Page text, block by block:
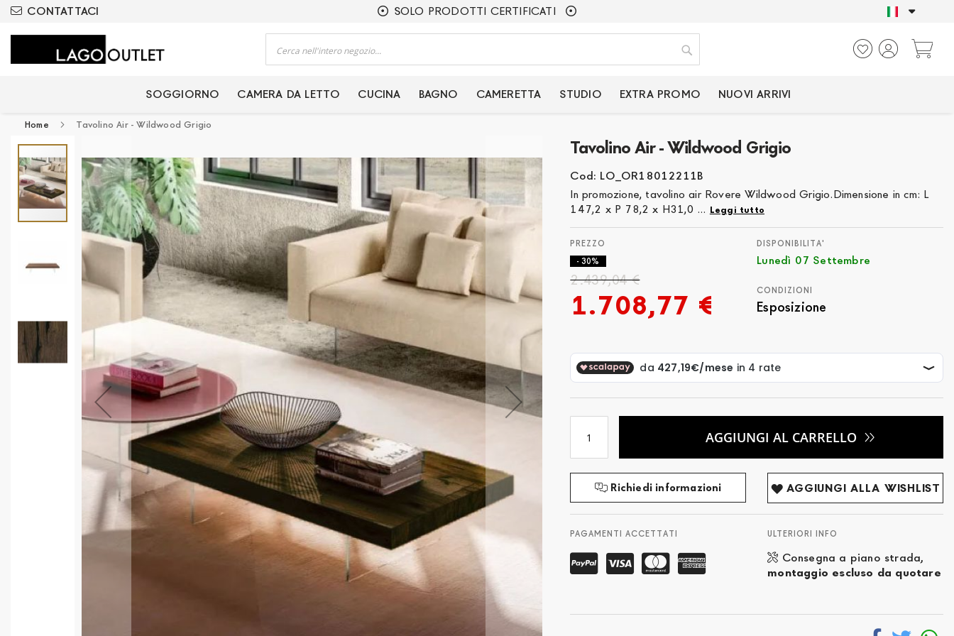
CONTATTACI
CERTIFICATI SOLO PRODOTTI CERTIFICATI SOLO PRODOTTI
Cerca
SOGGIORNO CAMERA DA LETTO CUCINA BAGNO CAMERETTA STUDIO EXTRA PROMO NUOVI ARRIVI
Home Tavolino Air - Wildwood Grigio
Tavolino Air - Wildwood Grigio
Cod: LO_OR18012211B
In promozione, tavolino air Rovere Wildwood Grigio.Dimensione in cm: L
147,2 x P 78,2 x H31,0 ... Leggi tutto
1.708,77 €
2.439,04 €
- 30%
DISPONIBILITA'
Lunedì 07 Settembre
CONDIZIONI
Esposizione
AGGIUNGI AL CARRELLO
Richiedi informazioni AGGIUNGI ALLA WISHLIST
PAGAMENTI ACCETTATI ULTERIORI INFO
Consegna a piano strada,
montaggio escluso da quotare
Vai
alla
fine
della
galleria